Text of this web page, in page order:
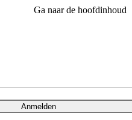
Ga naar de hoofdinhoud
Anmelden